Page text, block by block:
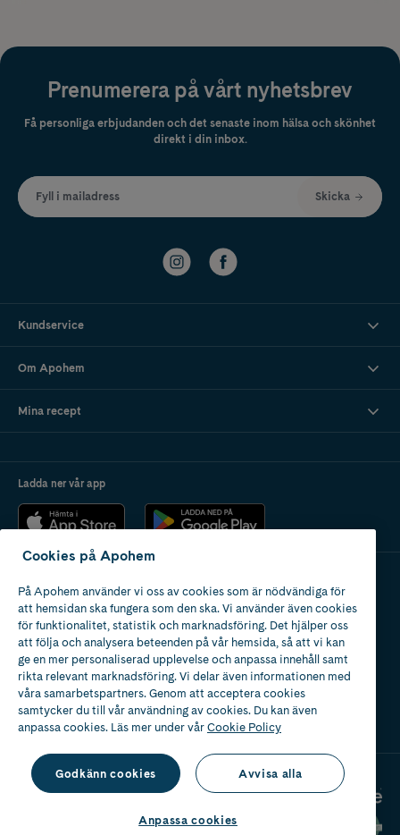
Prenumerera på vårt nyhetsbrev
Få personliga erbjudanden och det senaste inom hälsa och skönhet
direkt i din inbox.
Fyll i mailadress Skicka
Kundservice
Om Apohem
Mina recept
Ladda ner vår app
Apotek med tillstånd
av Läkemedelsverket
Cookies på Apohem
På Apohem använder vi oss av cookies som är nödvändiga för
att hemsidan ska fungera som den ska. Vi använder även cookies
för funktionalitet, statistik och marknadsföring. Det hjälper oss
att följa och analysera beteenden på vår hemsida, så att vi kan
ge en mer personaliserad upplevelse och anpassa innehåll samt
rikta relevant marknadsföring. Vi delar även informationen med
våra samarbetspartners. Genom att acceptera cookies
samtycker du till vår användning av cookies. Du kan även
anpassa cookies. Läs mer under vårCookie Policy
Godkänn cookies Avvisa alla
Anpassa cookies